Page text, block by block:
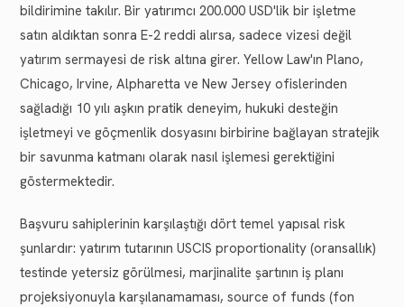
bildirimine takılır. Bir yatırımcı 200.000 USD'lik bir işletme
satın aldıktan sonra E-2 reddi alırsa, sadece vizesi değil
yatırım sermayesi de risk altına girer. Yellow Law'ın Plano,
Chicago, Irvine, Alpharetta ve New Jersey ofislerinden
sağladığı 10 yılı aşkın pratik deneyim, hukuki desteğin
işletmeyi ve göçmenlik dosyasını birbirine bağlayan stratejik
bir savunma katmanı olarak nasıl işlemesi gerektiğini
göstermektedir.
Başvuru sahiplerinin karşılaştığı dört temel yapısal risk
şunlardır: yatırım tutarının USCIS proportionality (oransallık)
testinde yetersiz görülmesi, marjinalite şartının iş planı
projeksiyonuyla karşılanamaması, source of funds (fon